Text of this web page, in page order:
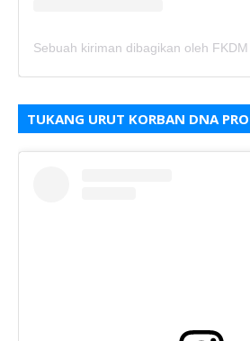
TUKANG URUT KORBAN DNA PRO